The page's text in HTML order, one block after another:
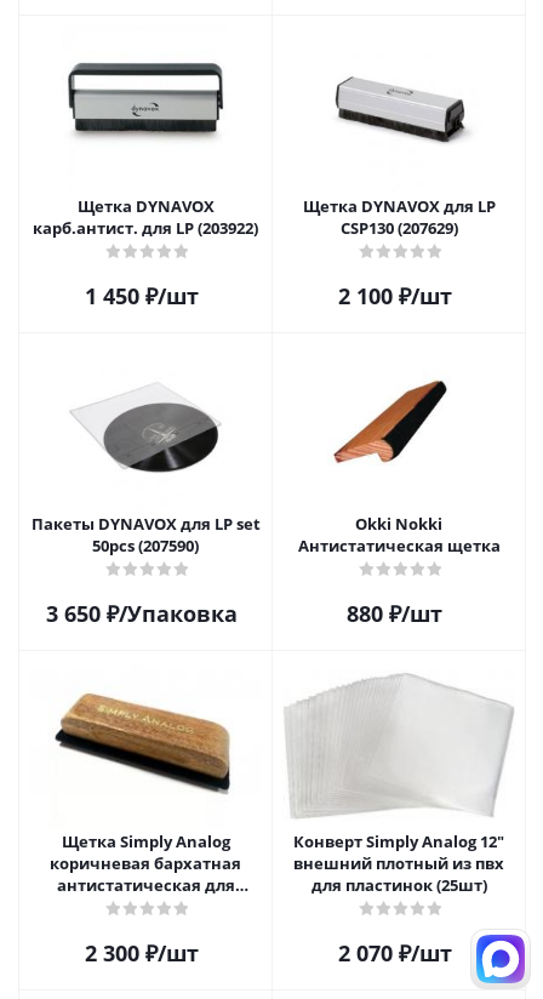
Щетка DYNAVOX
карб.антист. для LP (203922)
1 450₽/шт
Щетка DYNAVOX для LP
CSP130 (207629)
2 100₽/шт
Пакеты DYNAVOX для LP set
50pcs (207590)
3 650₽/Упаковка
Okki Nokki
Антистатическая щетка
880 ₽/шт
Щетка Simply Analog
коричневая бархатная
антистатическая для
чистки виниловых
2 300₽/шт
Конверт Simply Analog 12"
внешний плотный из пвх
для пластинок (25шт)
2 070₽/шт